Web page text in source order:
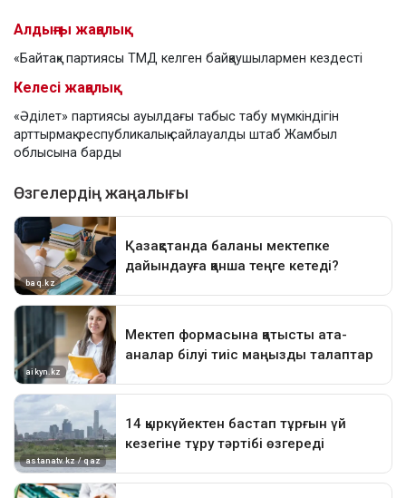
Алдыңғы жаңалық
«Байтақ» партиясы ТМД келген байқаушылармен кездесті
Келесі жаңалық
«Әділет» партиясы ауылдағы табыс табу мүмкіндігін
арттырмақ: республикалық сайлауалды штаб Жамбыл
облысына барды